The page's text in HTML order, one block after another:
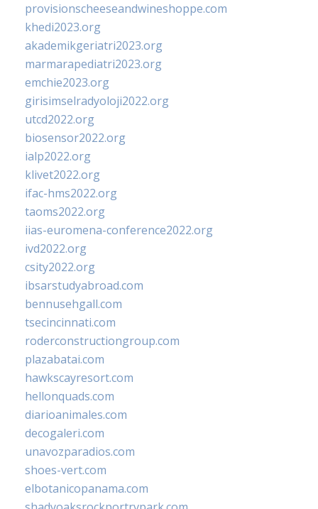
provisionscheeseandwineshoppe.com
khedi2023.org
akademikgeriatri2023.org
marmarapediatri2023.org
emchie2023.org
girisimselradyoloji2022.org
utcd2022.org
biosensor2022.org
ialp2022.org
klivet2022.org
ifac-hms2022.org
taoms2022.org
iias-euromena-conference2022.org
ivd2022.org
csity2022.org
ibsarstudyabroad.com
bennusehgall.com
tsecincinnati.com
roderconstructiongroup.com
plazabatai.com
hawkscayresort.com
hellonquads.com
diarioanimales.com
decogaleri.com
unavozparadios.com
shoes-vert.com
elbotanicopanama.com